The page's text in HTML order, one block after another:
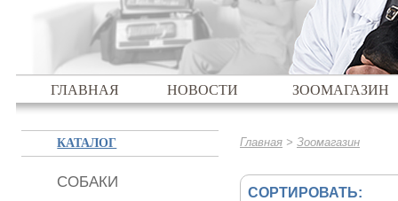
ГЛАВНАЯ НОВОСТИ ЗООМАГАЗИН
Главная> Зоомагазин
СОРТИРОВАТЬ:
КАТАЛОГ
СОБАКИ